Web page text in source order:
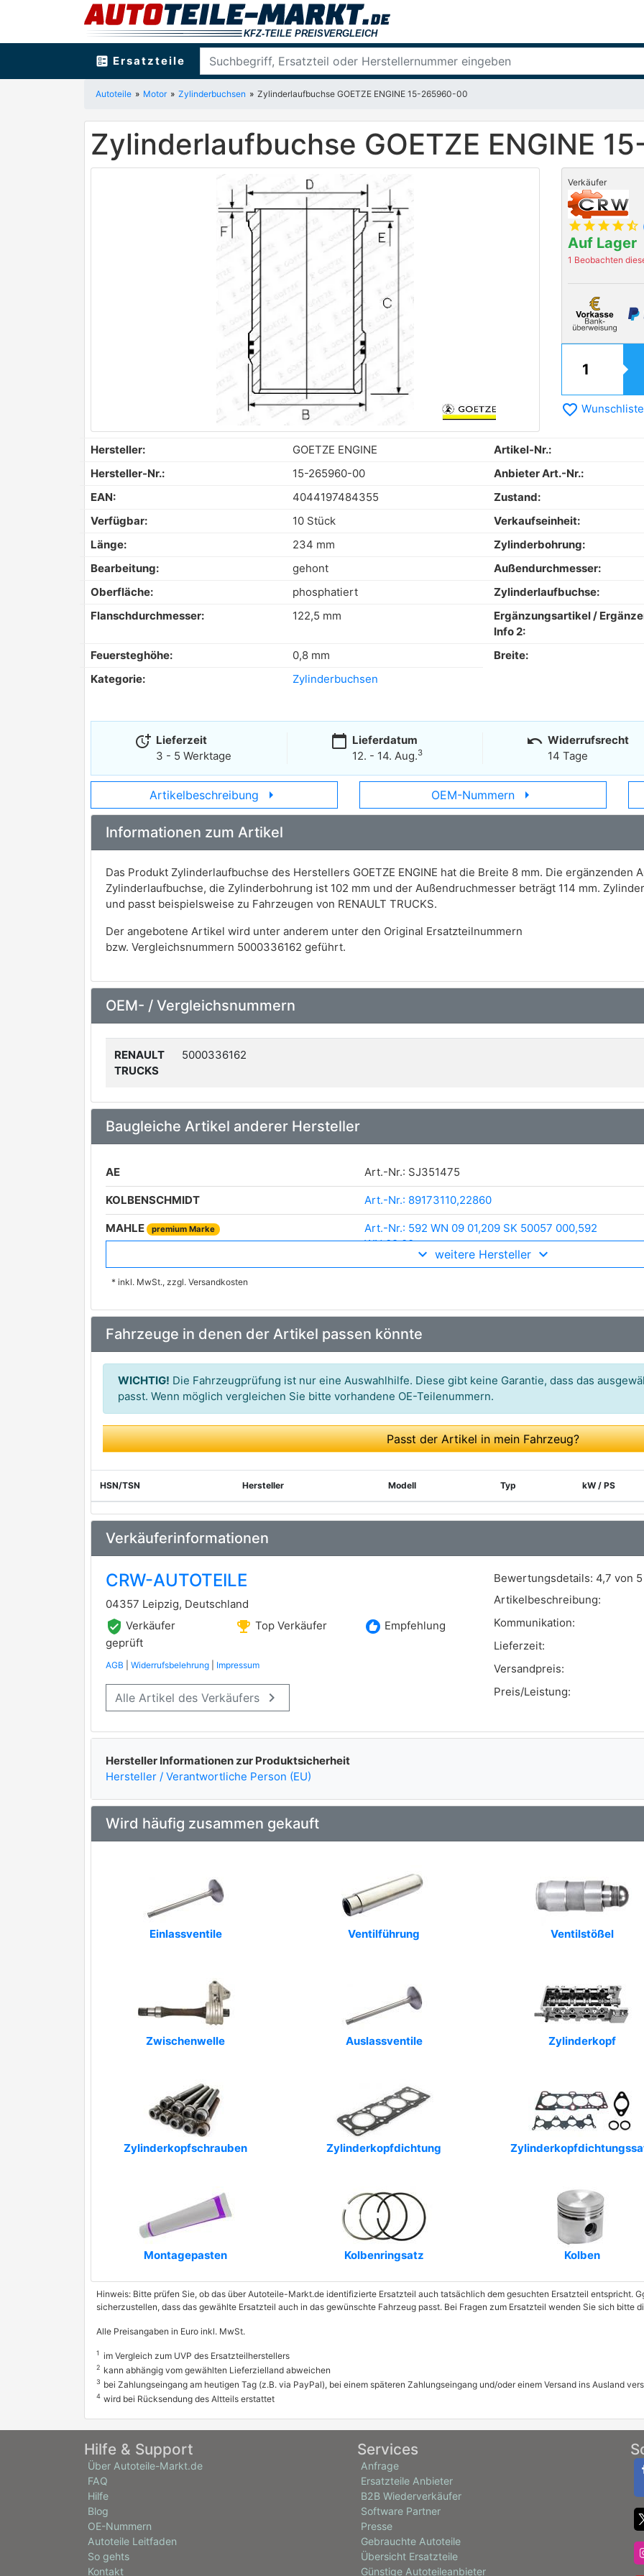
ballot Ersatzteile
Autoteile Motor Zylinderbuchsen Zylinderlaufbuchse GOETZE ENGINE 15-265960-00
Zylinderlaufbuchse GOETZE ENGINE
Verkäufer
star star star star star_half
Auf Lager
1 Beobachten
favorite_border Wunschliste
Hersteller: GOETZE ENGINE Artikel-Nr.:
Hersteller-Nr.:
15-265960-00 Anbieter Art.-Nr.:
EAN:
4044197484355 Zustand:
Verfügbar:
10 Stück Verkaufseinheit:
Länge:
234 mm Zylinderbohrung:
Bearbeitung:
gehont Außendurchmesser:
Oberfläche:
phosphatiert Zylinderlaufbuchse:
Flanschdurchmesser:
122,5 mm
Ergänzungsartikel /
Info 2:
Feuersteghöhe: 0,8 mm Breite:
Kategorie:
Zylinderbuchsen
more_time Lieferzeit
3 - 5 Werktage
calendar_today Lieferdatum
12. - 14. Aug.3
undo Widerrufsrecht
14 Tage
Artikelbeschreibung arrow_right OEM-Nummern arrow_right
Informationen zum Artikel
Das Produkt Zylinderlaufbuchse des Herstellers GOETZE ENGINE hat die Breite 8 mm. Die ergänzenden
Zylinderlaufbuchse, die Zylinderbohrung ist 102 mm und der Außendruchmesser beträgt 114 mm.
und passt beispielsweise zu Fahrzeugen von RENAULT TRUCKS.
Der angebotene Artikel wird unter anderem unter den Original Ersatzteilnummern
bzw. Vergleichsnummern 5000336162 geführt.
OEM- / Vergleichsnummern
RENAULT
TRUCKS
5000336162
Baugleiche Artikel anderer Hersteller
AE Art.-Nr.: SJ351475
KOLBENSCHMIDT Art.-Nr.: 89173110,22860
MAHLE premium Marke
Art.-Nr.: 592 WN 09 01,209 SK 50057 000,592
WN 09 00
PERFECT CIRCLE Art.-Nr.: 62367580
weitere Hersteller
* inkl. MwSt., zzgl. Versandkosten
Fahrzeuge in denen der Artikel passen könnte
WICHTIG! Die Fahrzeugprüfung ist nur eine Auswahlhilfe. Diese gibt keine Garantie, dass das
passt. Wenn möglich vergleichen Sie bitte vorhandene OE-Teilenummern.
Passt der Artikel in mein Fahrzeug?
HSN/TSN Hersteller Modell Typ kW / PS
Verkäuferinformationen
CRW-AUTOTEILE
04357 Leipzig, Deutschland
verified_user Verkäufer
geprüft
emoji_events Top Verkäufer recommend Empfehlung
AGB Widerrufsbelehrung Impressum
Alle Artikel des Verkäufers keyboard_arrow_right
Bewertungsdetails: 4,7 von 5
Artikelbeschreibung:
Kommunikation:
Lieferzeit:
Versandpreis:
Preis/Leistung:
Hersteller Informationen zur Produktsicherheit
Hersteller / Verantwortliche Person (EU)
Wird häufig zusammen gekauft
Einlassventile Ventilführung Ventilstößel
Zwischenwelle Auslassventile Zylinderkopf
Zylinderkopfschrauben Zylinderkopfdichtung
Montagepasten Kolbenringsatz Kolben
Hinweis: Bitte prüfen Sie, ob das über Autoteile-Markt.de identifizierte Ersatzteil auch tatsächlich dem gesuchten Ersatzteil entspricht.
sicherzustellen, dass das gewählte Ersatzteil auch in das gewünschte Fahrzeug passt. Bei Fragen zum Ersatzteil wenden Sie sich bitte
Alle Preisangaben in Euro inkl. MwSt.
1 im Vergleich zum UVP des Ersatzteilherstellers
2 kann abhängig vom gewählten Lieferzielland abweichen
3 bei Zahlungseingang am heutigen Tag (z.B. via PayPal), bei einem späteren Zahlungseingang und/oder einem Versand ins Ausland
4 wird bei Rücksendung des Altteils erstattet
Hilfe & Support
Über Autoteile-Markt.de
FAQ
Hilfe
Blog
OE-Nummern
Autoteile Leitfaden
So gehts
Kontakt
Services
Anfrage
Ersatzteile Anbieter
B2B Wiederverkäufer
Software Partner
Presse
Gebrauchte Autoteile
Übersicht Ersatzteile
Günstige Autoteileanbieter